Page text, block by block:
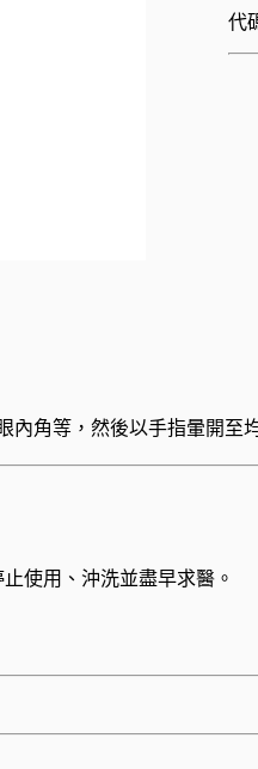
代
角等，然後以手指暈開至
使用、沖洗並盡早求醫。